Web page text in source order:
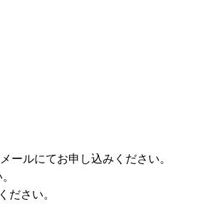
ールにてお申し込みください。
ださい。